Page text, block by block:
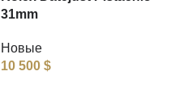
31mm
Новые
10 500 $